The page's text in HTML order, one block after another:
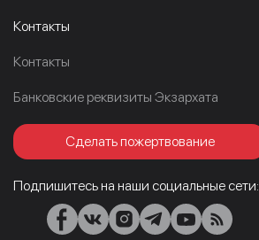
Контакты
Контакты
Банковские реквизиты Экзархата
Сделать пожертвование
Подпишитесь на наши социальные сети: